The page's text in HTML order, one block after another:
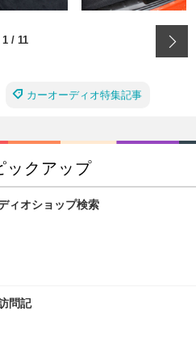
1 / 11
カーオーディオ特集記事
ックアップ
ィオショップ検索
問記